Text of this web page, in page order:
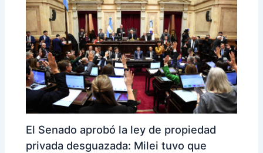
El Senado aprobó la ley de propiedad
privada desguazada: Milei tuvo que